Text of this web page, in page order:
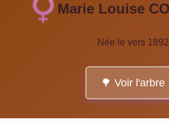
Marie Louise
Née le vers 1892
🌳 Voir l'arbre